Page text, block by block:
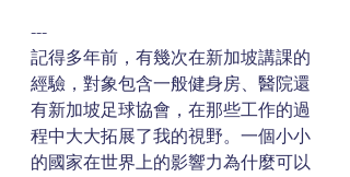
---
記得多年前，有幾次在新加坡講課的
經驗，對象包含一般健身房、醫院還
有新加坡足球協會，在那些工作的過
程中大大拓展了我的視野。一個小小
的國家在世界上的影響力為什麼可以